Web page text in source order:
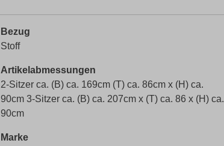
Bezug
Stoff
Artikelabmessungen
2-Sitzer ca. (B) ca. 169cm (T) ca. 86cm x (H) ca.
90cm 3-Sitzer ca. (B) ca. 207cm x (T) ca. 86 x (H) ca.
90cm
Marke